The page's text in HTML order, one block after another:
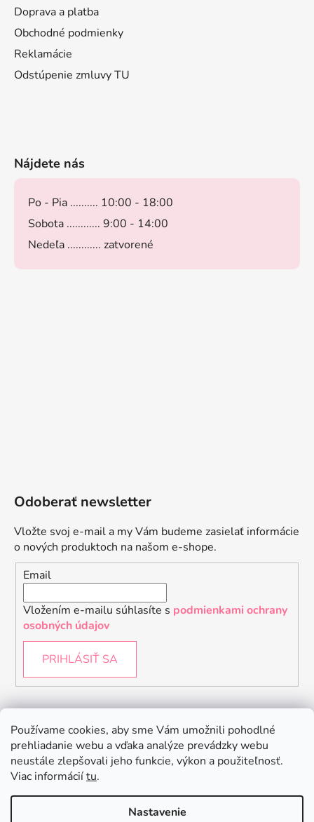
Používame cookies, aby sme Vám umožnili pohodlné
prehliadanie webu a vďaka analýze prevádzky webu
neustále zlepšovali jeho funkcie, výkon a použiteľnosť.
Viac informáciítu.
Nastavenie
Doprava a platba
Obchodné podmienky
Reklamácie
Odstúpenie zmluvy TU
Nájdete nás
Po - Pia .......... 10:00 - 18:00
Sobota ............ 9:00 - 14:00
Nedeľa ............ zatvorené
Odoberať newsletter
Vložte svoj e-mail a my Vám budeme zasielať informácie
o nových produktoch na našom e-shope.
Email
Vložením e-mailu súhlasíte s podmienkami ochrany
osobných údajov
PRIHLÁSIŤ SA
Instagram